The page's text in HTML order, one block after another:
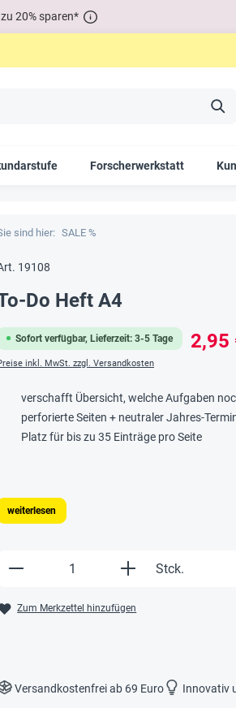
20% sparen*
Forscherwerkstatt
sind hier: SALE %
19108
Do Heft A4
Sofort verfügbar, Lieferzeit: 3-5 Tage 2,95
inkl. MwSt. zzgl. Versandkosten
verschafft Übersicht, welche Aufgaben
perforierte Seiten + neutraler Jahres-
Platz für bis zu 35 Einträge pro Seite
weiterlesen
Produkt Anzahl: Gib den
Stck.
Zum Merkzettel hinzufügen
Versandkostenfrei ab 69 Euro Innovativ